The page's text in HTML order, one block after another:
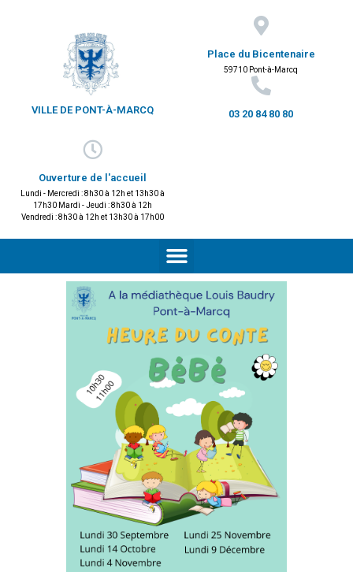
VILLE DE PONT-À-MARCQ
Place du Bicentenaire
59710 Pont-à-Marcq
03 20 84 80 80
Ouverture de l'accueil
Lundi - Mercredi : 8h30 à 12h et 13h30 à
17h30 Mardi - Jeudi : 8h30 à 12h
Vendredi : 8h30 à 12h et 13h30 à 17h00